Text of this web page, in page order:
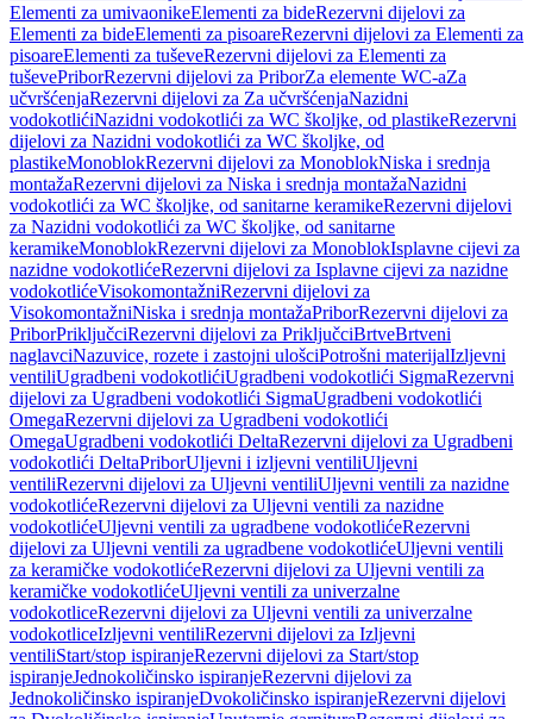
Elementi za umivaonikeElementi za bideRezervni dijelovi za
Elementi za bideElementi za pisoareRezervni dijelovi za Elementi za
pisoareElementi za tuševeRezervni dijelovi za Elementi za
tuševePriborRezervni dijelovi za PriborZa elemente WC-aZa
učvršćenjaRezervni dijelovi za Za učvršćenjaNazidni
vodokotlićiNazidni vodokotlići za WC školjke, od plastikeRezervni
dijelovi za Nazidni vodokotlići za WC školjke, od
plastikeMonoblokRezervni dijelovi za MonoblokNiska i srednja
montažaRezervni dijelovi za Niska i srednja montažaNazidni
vodokotlići za WC školjke, od sanitarne keramikeRezervni dijelovi
za Nazidni vodokotlići za WC školjke, od sanitarne
keramikeMonoblokRezervni dijelovi za MonoblokIsplavne cijevi za
nazidne vodokotlićeRezervni dijelovi za Isplavne cijevi za nazidne
vodokotlićeVisokomontažniRezervni dijelovi za
VisokomontažniNiska i srednja montažaPriborRezervni dijelovi za
PriborPriključciRezervni dijelovi za PriključciBrtveBrtveni
naglavciNazuvice, rozete i zastojni ulošciPotrošni materijalIzljevni
ventiliUgradbeni vodokotlićiUgradbeni vodokotlići SigmaRezervni
dijelovi za Ugradbeni vodokotlići SigmaUgradbeni vodokotlići
OmegaRezervni dijelovi za Ugradbeni vodokotlići
OmegaUgradbeni vodokotlići DeltaRezervni dijelovi za Ugradbeni
vodokotlići DeltaPriborUljevni i izljevni ventiliUljevni
ventiliRezervni dijelovi za Uljevni ventiliUljevni ventili za nazidne
vodokotlićeRezervni dijelovi za Uljevni ventili za nazidne
vodokotlićeUljevni ventili za ugradbene vodokotlićeRezervni
dijelovi za Uljevni ventili za ugradbene vodokotlićeUljevni ventili
za keramičke vodokotlićeRezervni dijelovi za Uljevni ventili za
keramičke vodokotlićeUljevni ventili za univerzalne
vodokotliceRezervni dijelovi za Uljevni ventili za univerzalne
vodokotliceIzljevni ventiliRezervni dijelovi za Izljevni
ventiliStart/stop ispiranjeRezervni dijelovi za Start/stop
ispiranjeJednokoličinsko ispiranjeRezervni dijelovi za
Jednokoličinsko ispiranjeDvokoličinsko ispiranjeRezervni dijelovi